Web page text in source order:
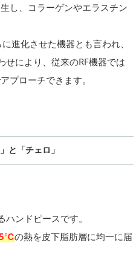
し、コラーゲンやエラスチン
進化させた機器とも言われ、
により、従来のRF機器では
プローチできます。
と「チェロ」
ンドピースです。
の熱を皮下脂肪層に均一に届